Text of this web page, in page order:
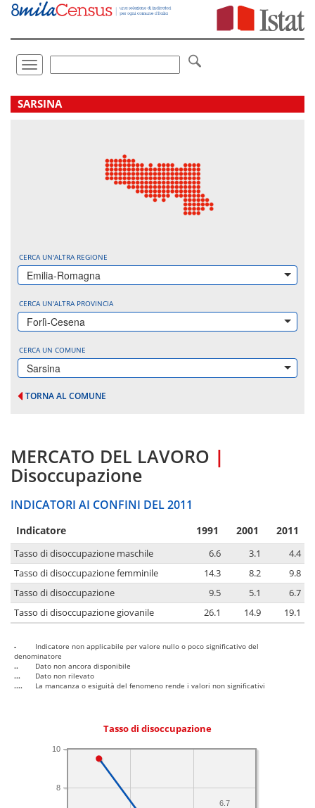
Vai
direttamente
Toggle
navigation
.
SARSINA
CERCA UN'ALTRA REGIONE
Emilia-Romagna
CERCA UN'ALTRA PROVINCIA
Forlì-Cesena
CERCA UN COMUNE
Sarsina
TORNA AL COMUNE
MERCATO DEL LAVORO |
Disoccupazione
INDICATORI AI CONFINI DEL 2011
Indicatore 1991 2001 2011
Tasso di disoccupazione maschile 6.6 3.1
4.4
Tasso di disoccupazione femminile
14.3 8.2
9.8
Tasso di disoccupazione
9.5 5.1
6.7
Tasso di disoccupazione giovanile
26.1 14.9 19.1
-
Indicatore non applicabile per valore nullo o poco significativo del
denominatore
..
Dato non ancora disponibile
...
Dato non rilevato
....
La mancanza o esiguità del fenomeno rende i valori non significativi
Tasso di disoccupazione
8
10
6.7